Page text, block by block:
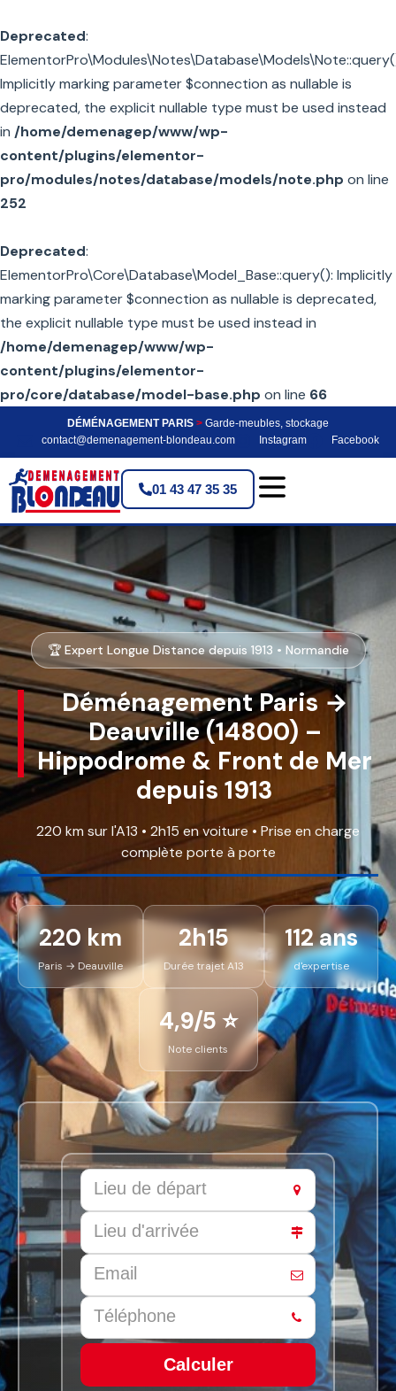
Deprecated:
Implicitly marking parameter $connection as nullable is
deprecated, the explicit nullable type must be used instead
in /home/demenagep/www/wp-
content/plugins/elementor-
pro/modules/notes/database/models/note.php on line
252
Deprecated:
ElementorPro\Core\Database\Model_Base::query(): Implicitly
marking parameter $connection as nullable is deprecated,
the explicit nullable type must be used instead in
/home/demenagep/www/wp-
content/plugins/elementor-
pro/core/database/model-base.php on line 66
DÉMÉNAGEMENT PARIS > Garde-meubles, stockage
contact@demenagement-blondeau.com
Instagram Facebook
01 43 47 35 35
🏆 Expert Longue Distance depuis 1913 • Normandie
Déménagement Paris →
Deauville (14800) –
Hippodrome & Front de Mer
depuis 1913
220 km sur l'A13 • 2h15 en voiture • Prise en charge
complète porte à porte
220 km
Paris → Deauville
2h15
Durée trajet A13
112 ans
d'expertise
4,9/5 ⭐
Note clients
Calculer